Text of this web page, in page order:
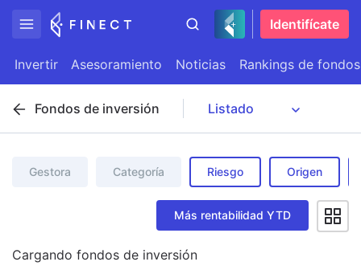
Identifícate
Invertir Asesoramiento Noticias Rankings de fondos
Fondos de inversión
Gestora Categoría Riesgo Origen
Más rentabilidad YTD
Cargando fondos de inversión